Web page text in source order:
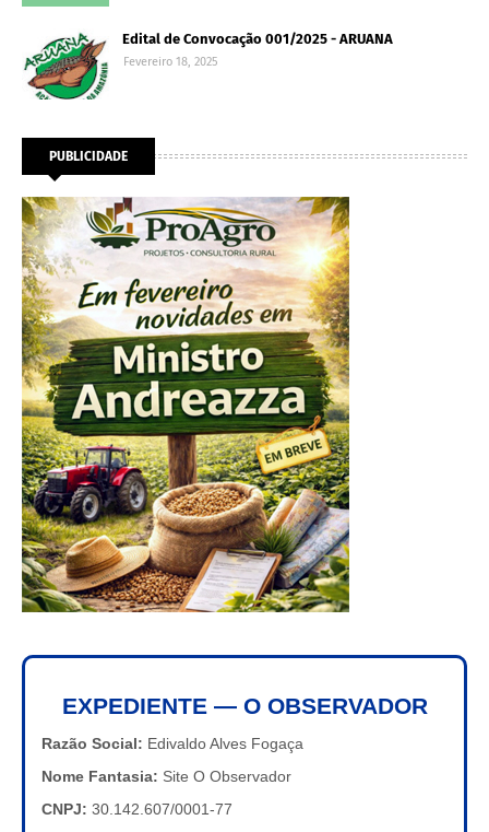
Edital de Convocação 001/2025 - ARUANA
Fevereiro 18, 2025
PUBLICIDADE
EXPEDIENTE — O OBSERVADOR
Razão Social: Edivaldo Alves Fogaça
Nome Fantasia: Site O Observador
CNPJ: 30.142.607/0001-77